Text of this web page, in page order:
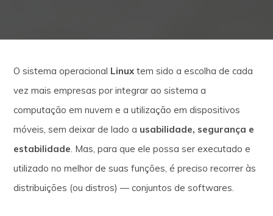
O sistema operacional Linux tem sido a escolha de cada
vez mais empresas por integrar ao sistema a
computação em nuvem e a utilização em dispositivos
móveis, sem deixar de lado a usabilidade, segurança e
estabilidade. Mas, para que ele possa ser executado e
utilizado no melhor de suas funções, é preciso recorrer às
distribuições (ou distros) — conjuntos de softwares.